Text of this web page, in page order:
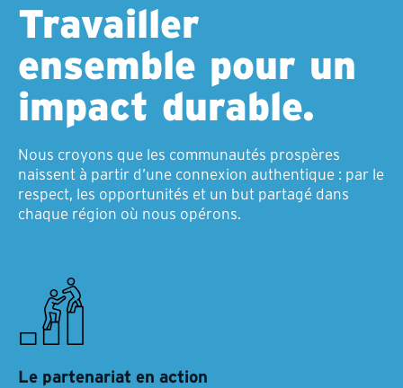
Travailler
ensemble pour un
impact durable.
Nous croyons que les communautés prospères
naissent à partir d’une connexion authentique : par le
respect, les opportunités et un but partagé dans
chaque région où nous opérons.
Le partenariat en action